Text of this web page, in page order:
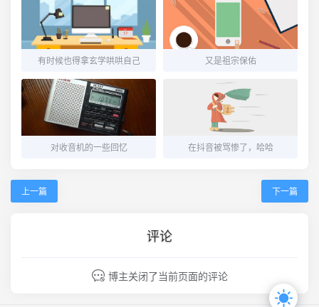
有时候也得拿玄学哄哄自己 又是祖宗保佑
对收音机的一些回忆 在抖音被骂惨了，哈哈
上一篇 下一篇
评论
博主关闭了当前页面的评论